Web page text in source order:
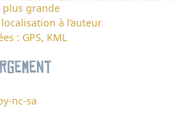
plus grande
à l’auteur
: GPS, KML
nc-sa